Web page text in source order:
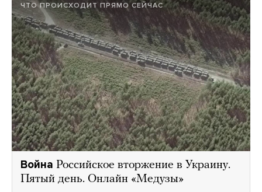
ЧТО ПРОИСХОДИТ ПРЯМО СЕЙЧАС
Война Российское вторжение в Украину.
Пятый день. Онлайн «Медузы»